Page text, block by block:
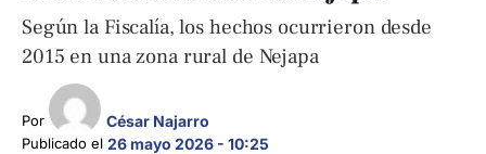
Según la Fiscalía, los hechos ocurrieron desde
2015 en una zona rural de Nejapa
Por César Najarro
Publicado el 26 mayo 2026 - 10:25